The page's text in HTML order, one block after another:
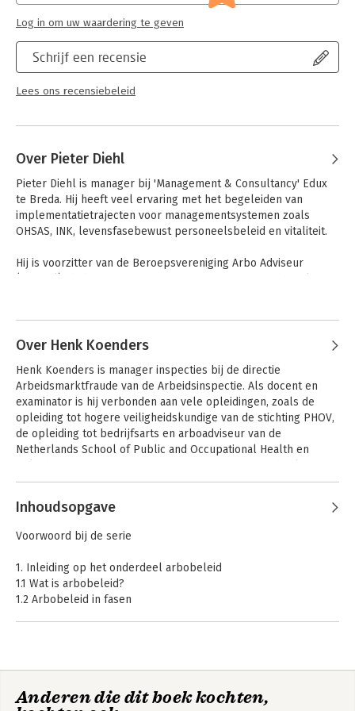
Schrijf een recensie
Lees ons recensiebeleid
Log in om uw waardering te geven
Over Pieter Diehl
Pieter Diehl is manager bij 'Management & Consultancy' Edux
te Breda. Hij heeft veel ervaring met het begeleiden van
implementatietrajecten voor managementsystemen zoals
OHSAS, INK, levensfasebewust personeelsbeleid en vitaliteit.
Hij is voorzitter van de Beroepsvereniging Arbo Adviseur
Over Henk Koenders
Henk Koenders is manager inspecties bij de directie
Arbeidsmarktfraude van de Arbeidsinspectie. Als docent en
examinator is hij verbonden aan vele opleidingen, zoals de
opleiding tot hogere veiligheidskundige van de stichting PHOV,
de opleiding tot bedrijfsarts en arboadviseur van de
Netherlands School of Public and Occupational Health en
staan.
Andere boeken door Henk Koenders
RI&E in de praktijk
Bedrijfshulpverlening
Inhoudsopgave
Voorwoord bij de serie
1. Inleiding op het onderdeel arbobeleid
1.1 Wat is arbobeleid?
1.2 Arbobeleid in fasen
2.3 De analyse van de in- en externe omgeving
Anderen die dit boek kochten,